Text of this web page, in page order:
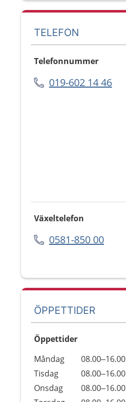
TELEFON
Telefonnummer
019-602 14 46
Växeltelefon
0581-850 00
ÖPPETTIDER
Öppettider
Dag
Öppettider
Kommentarer
Måndag
08.00–16.00
Tisdag
08.00–16.00
Onsdag
08.00–16.00